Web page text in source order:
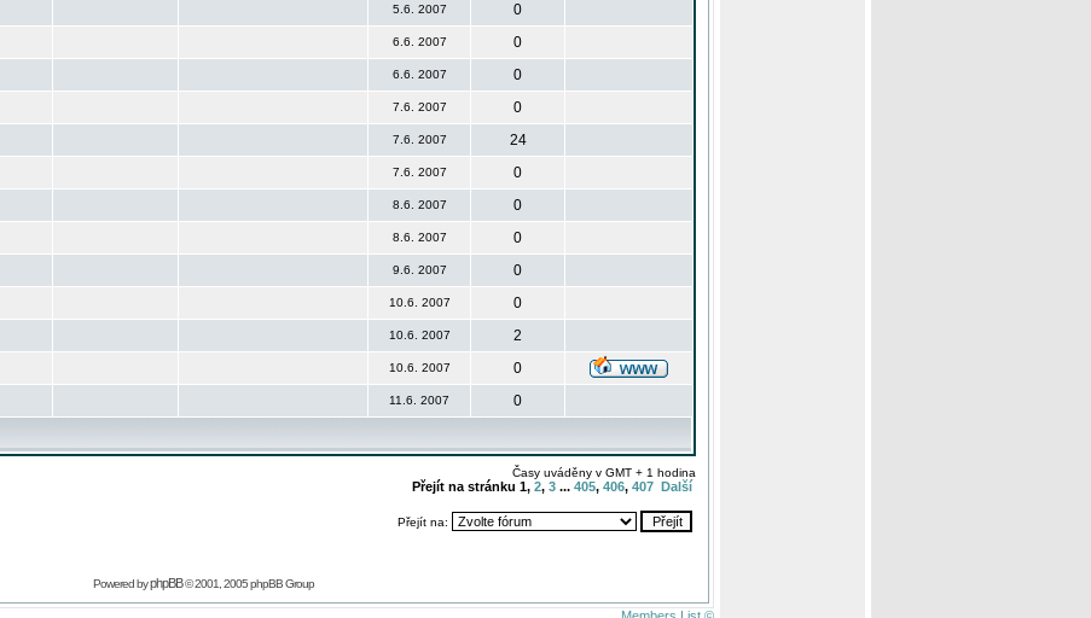
5.6. 2007
0
6.6. 2007
0
6.6. 2007
0
7.6. 2007
0
7.6. 2007
24
7.6. 2007
0
8.6. 2007
0
8.6. 2007
0
9.6. 2007
0
10.6. 2007
0
10.6. 2007
2
10.6. 2007
0
11.6. 2007 0
Časy uváděny v GMT + 1 hodina
Přejít na stránku 1, 2, 3 ... 405, 406, 407 Další
Přejít na:
Powered byphpBB© 2001, 2005 phpBB Group